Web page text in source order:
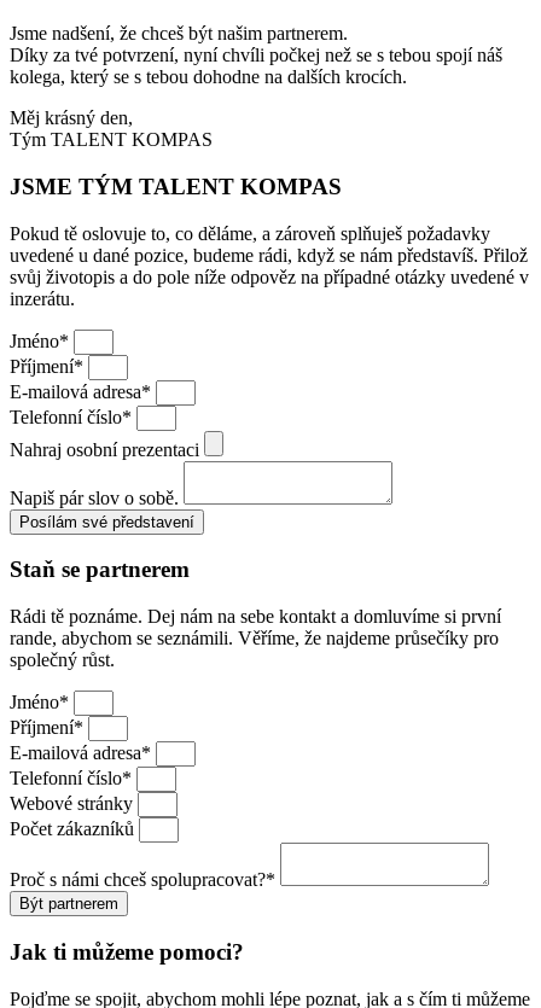
Jsme nadšení, že chceš být našim partnerem.
Díky za tvé potvrzení, nyní chvíli počkej než se s tebou spojí náš
kolega, který se s tebou dohodne na dalších krocích.
Měj krásný den,
Tým TALENT KOMPAS
JSME TÝM TALENT KOMPAS
Pokud tě oslovuje to, co děláme, a zároveň splňuješ požadavky
uvedené u dané pozice, budeme rádi, když se nám představíš. Přilož
svůj životopis a do pole níže odpověz na případné otázky uvedené v
inzerátu.
Jméno*
Příjmení*
E-mailová adresa*
Telefonní číslo*
Nahraj osobní prezentaci
Napiš pár slov o sobě.
Posílám své představení
Staň se partnerem
Rádi tě poznáme. Dej nám na sebe kontakt a domluvíme si první
rande, abychom se seznámili. Věříme, že najdeme průsečíky pro
společný růst.
Jméno*
Příjmení*
E-mailová adresa*
Telefonní číslo*
Webové stránky
Počet zákazníků
Proč s námi chceš spolupracovat?*
Být partnerem
Jak ti můžeme pomoci?
Pojďme se spojit, abychom mohli lépe poznat, jak a s čím ti můžeme